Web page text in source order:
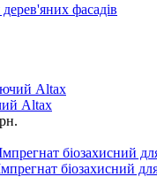
фасадів
Altax
біозахисний